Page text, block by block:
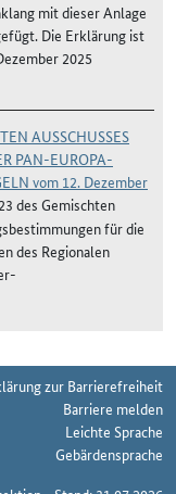
mit dieser Anlage
Die Erklärung ist
2025
AUSSCHUSSES
PAN-EUROPA-
vom 12. Dezember
des Gemischten
für die
des Regionalen
zur Barrierefreiheit
Barriere melden
Leichte Sprache
Gebärdensprache